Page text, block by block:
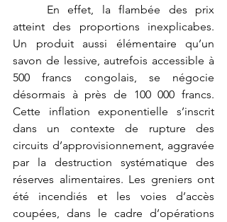
atteint des proportions inexplicabes.
Un produit aussi élémentaire qu’un
savon de lessive, autrefois accessible à
500 francs congolais, se négocie
désormais à près de 100 000 francs.
Cette inflation exponentielle s’inscrit
dans un contexte de rupture des
circuits d’approvisionnement, aggravée
par la destruction systématique des
réserves alimentaires. Les greniers ont
été incendiés et les voies d’accès
coupées, dans le cadre d’opérations